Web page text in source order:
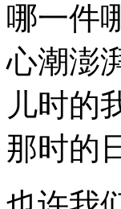
哪一件
心潮澎
儿时的
那时的